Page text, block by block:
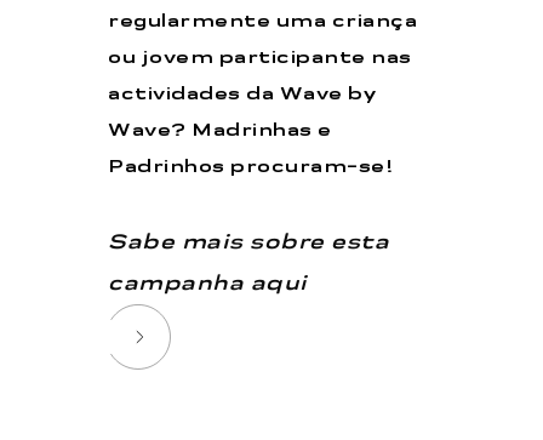
regularmente uma criança
ou jovem participante nas
actividades da Wave by
Wave? Madrinhas e
Padrinhos procuram-se!
Sabe mais sobre esta
campanha aqui